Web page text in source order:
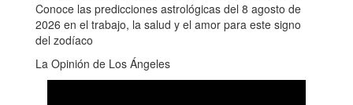
Conoce las predicciones astrológicas del 8 agosto de
2026 en el trabajo, la salud y el amor para este signo
del zodíaco
La Opinión de Los Ángeles